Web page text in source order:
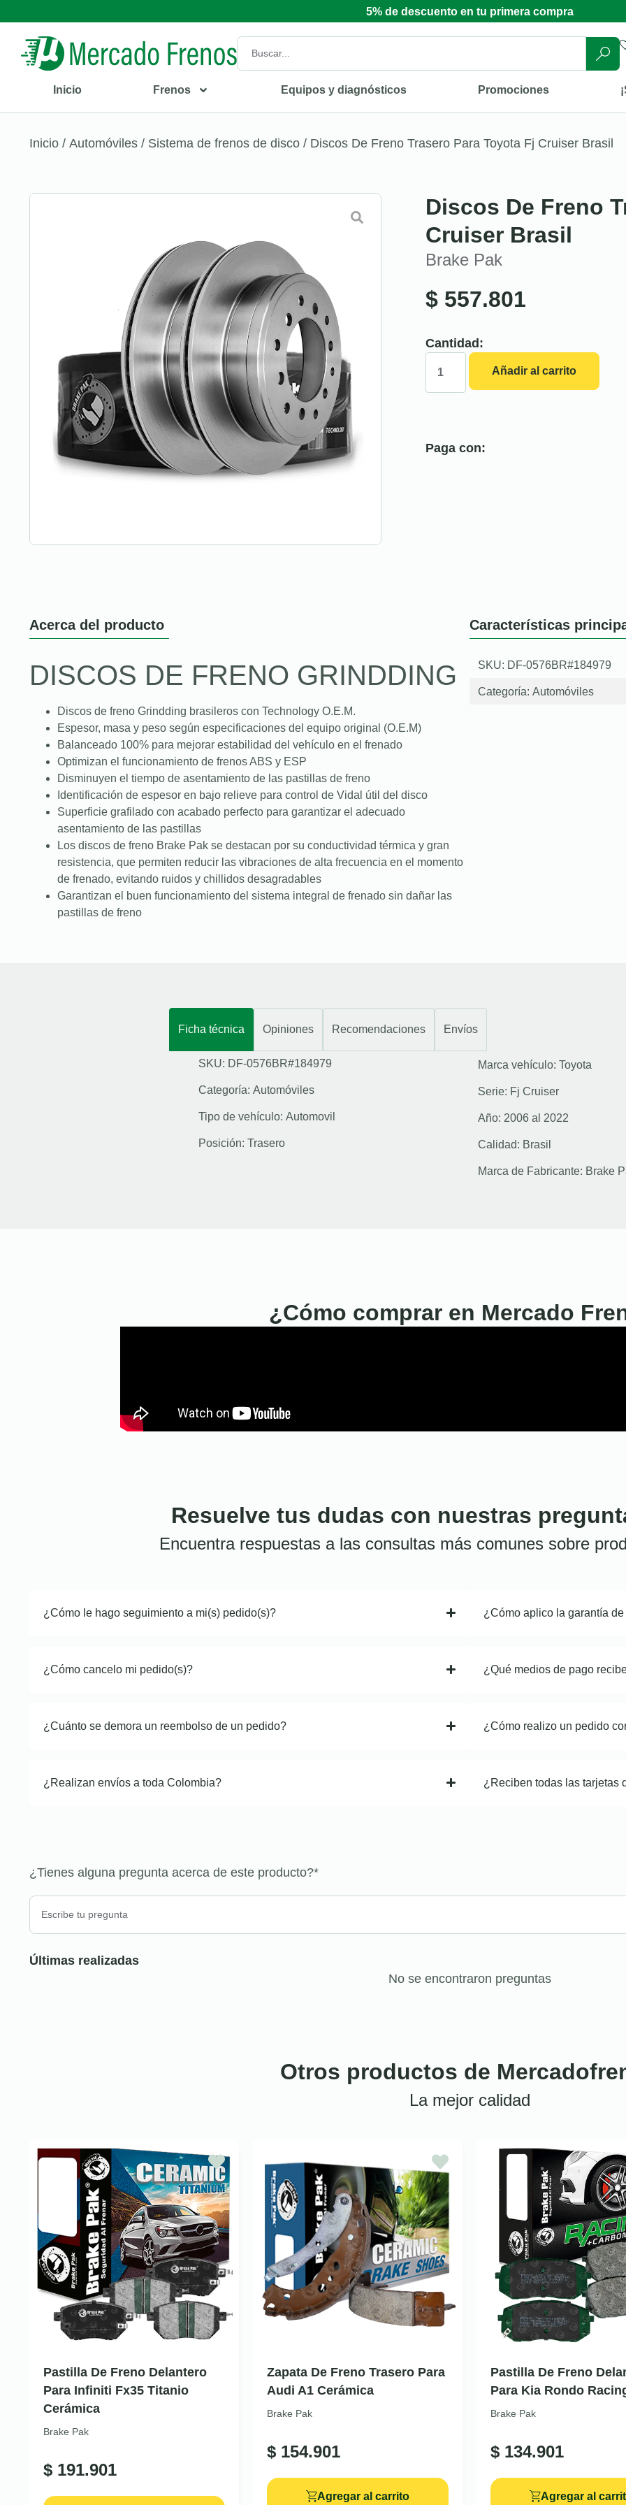
5% de descuento en tu primera compra
Inicio Frenos Equipos y diagnósticos Promociones
Inicio / Automóviles / Sistema de frenos de disco / Discos De Freno Trasero Para Toyota Fj Cruiser Brasil
Discos De Freno
Cruiser Brasil
Brake Pak
$ 557.801
Cantidad:
Añadir al carrito
Paga con:
Acerca del producto
DISCOS DE FRENO GRINDDING
Discos de freno Grindding brasileros con Technology O.E.M.
Espesor, masa y peso según especificaciones del equipo original (O.E.M)
Balanceado 100% para mejorar estabilidad del vehículo en el frenado
Optimizan el funcionamiento de frenos ABS y ESP
Disminuyen el tiempo de asentamiento de las pastillas de freno
Identificación de espesor en bajo relieve para control de Vidal útil del disco
Superficie grafilado con acabado perfecto para garantizar el adecuado
asentamiento de las pastillas
Los discos de freno Brake Pak se destacan por su conductividad térmica y gran
resistencia, que permiten reducir las vibraciones de alta frecuencia en el momento
de frenado, evitando ruidos y chillidos desagradables
Garantizan el buen funcionamiento del sistema integral de frenado sin dañar las
pastillas de freno
Características
SKU: DF-0576BR#184979
Categoría: Automóviles
Ficha técnica Opiniones Recomendaciones Envíos
SKU: DF-0576BR#184979
Categoría: Automóviles
Tipo de vehículo: Automovil
Posición: Trasero
Marca vehículo: Toyota
Serie: Fj Cruiser
Año: 2006 al 2022
Calidad: Brasil
Marca de Fabricante: Brake
¿Cómo comprar en Mercado
Resuelve tus dudas con nuestras
Encuentra respuestas a las consultas más comunes sobre
¿Cómo le hago seguimiento a mi(s) pedido(s)?
¿Cómo cancelo mi pedido(s)?
¿Cuánto se demora un reembolso de un pedido?
¿Realizan envíos a toda Colombia?
¿Cómo aplico la garantía
¿Qué medios de pago
¿Cómo realizo un pedido
¿Reciben todas las tarjetas
¿Tienes alguna pregunta acerca de este producto?*
Últimas realizadas
No se encontraron preguntas
Otros productos de
La mejor calidad
Pastilla De Freno Delantero
Para Infiniti Fx35 Titanio
Cerámica
Brake Pak
$ 191.901
Zapata De Freno Trasero Para
Audi A1 Cerámica
Brake Pak
$ 154.901
Agregar al carrito
Pastilla De Freno
Para Kia Rondo
Brake Pak
$ 134.901
Agregar al